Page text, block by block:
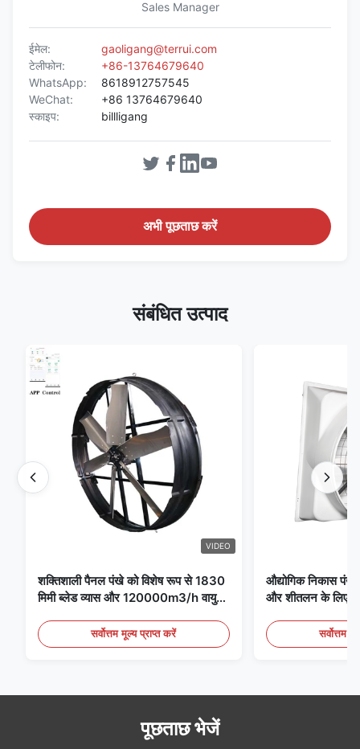
Sales Manager
ईमेल:
gaoligang@terrui.com
टेलीफोन:
+86-13764679640
WhatsApp:
8618912757545
WeChat:
+86 13764679640
स्काइप:
billligang
अभी पूछताछ करें
संबंधित उत्पाद
VIDEO
शक्तिशाली पैनल पंखे को विशेष रूप से 1830
मिमी ब्लेड व्यास और 120000m3/h वायु
है
सर्वोत्तम मूल्य प्राप्त करें
औद्योगिक निकास पंखे
और शीतलन के लिए
सर्वोत्तम
पूछताछ भेजें